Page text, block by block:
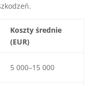
Koszty średnie
(EUR)
5 000–15 000